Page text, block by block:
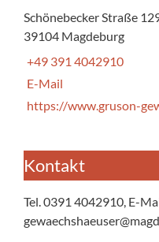
Schönebecker Straße
39104 Magdeburg
+49 391 4042910
E-Mail
https://www.gruson-
Kontakt
Tel. 0391 4042910, E-